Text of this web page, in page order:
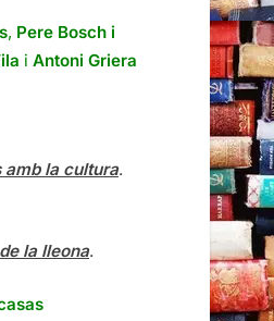
, Pere Bosch i
i Antoni Griera
amb la cultura.
la lleona.